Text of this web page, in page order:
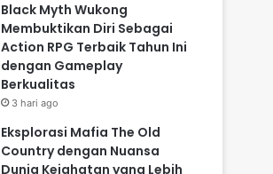
Black Myth Wukong
Membuktikan Diri Sebagai
Action RPG Terbaik Tahun Ini
dengan Gameplay
Berkualitas
3 hari ago
Eksplorasi Mafia The Old
Country dengan Nuansa
Dunia Kejahatan yang Lebih